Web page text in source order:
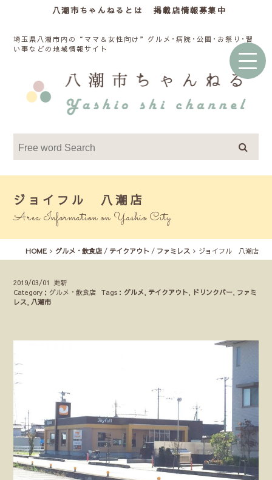
八潮市ちゃんねるとは 掲載店情報募集中
埼玉県八潮市内の“ママ＆女性向け”グルメ･病院･公園･お祭り･習
い事などの地域情報サイト
ジョイフル 八潮店
Area Information on Yashio City
HOME グルメ・飲食店/ テイクアウト / ファミレス ジョイフル 八潮店
2019/03/01 更新
Category；グルメ・飲食店Tags：グルメ テイクアウト ドリンクバー ファミ
レス 八潮市